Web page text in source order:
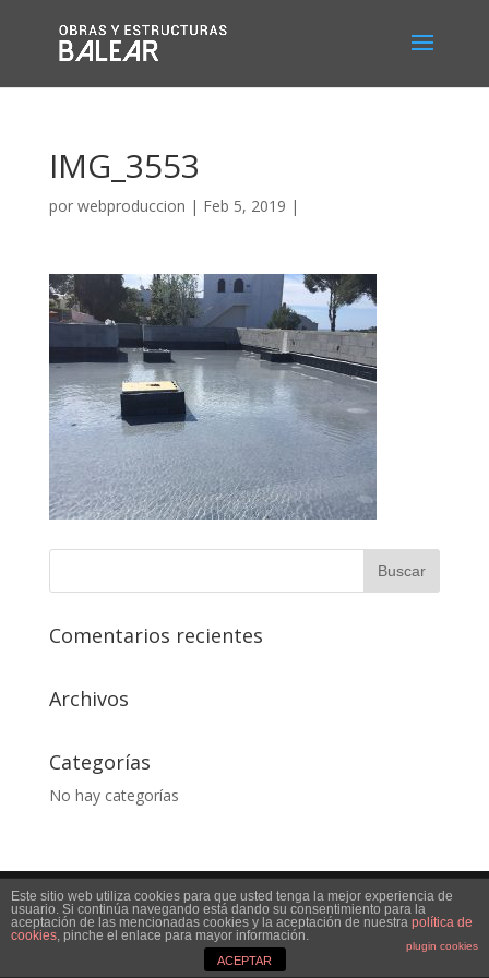
IMG_3553
por webproduccion | Feb 5, 2019 |
Comentarios recientes
Archivos
Categorías
No hay categorías
Desarrollado pordecaprint
Este sitio web utiliza cookies para que usted tenga la mejor experiencia de
usuario. Si continúa navegando está dando su consentimiento para la
aceptación de las mencionadas cookies y la aceptación de nuestra política de
cookies, pinche el enlace para mayor información.
plugin cookies
ACEPTAR